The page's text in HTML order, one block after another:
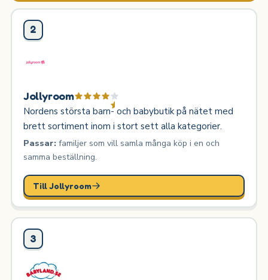
2
Jollyroom
Nordens största barn- och babybutik på nätet med
brett sortiment inom i stort sett alla kategorier.
Passar:familjer som vill samla många köp i en och
samma beställning.
Till Jollyroom
3